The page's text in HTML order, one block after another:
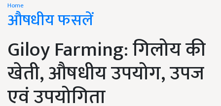
Home
औषधीय फसलें
Giloy Farming: गिलोय की
खेती, औषधीय उपयोग, उपज
एवं उपयोगिता